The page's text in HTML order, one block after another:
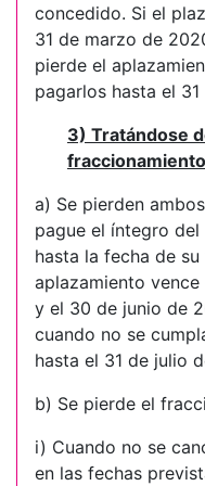
concedido. Si el
31 de marzo de
pierde el
pagarlos hasta el
3) Tratándose
a) Se pierden
pague el íntegro
hasta la fecha de
aplazamiento
y el 30 de junio de
cuando no se
hasta el 31 de julio
b) Se pierde el
i) Cuando no se
en las fechas